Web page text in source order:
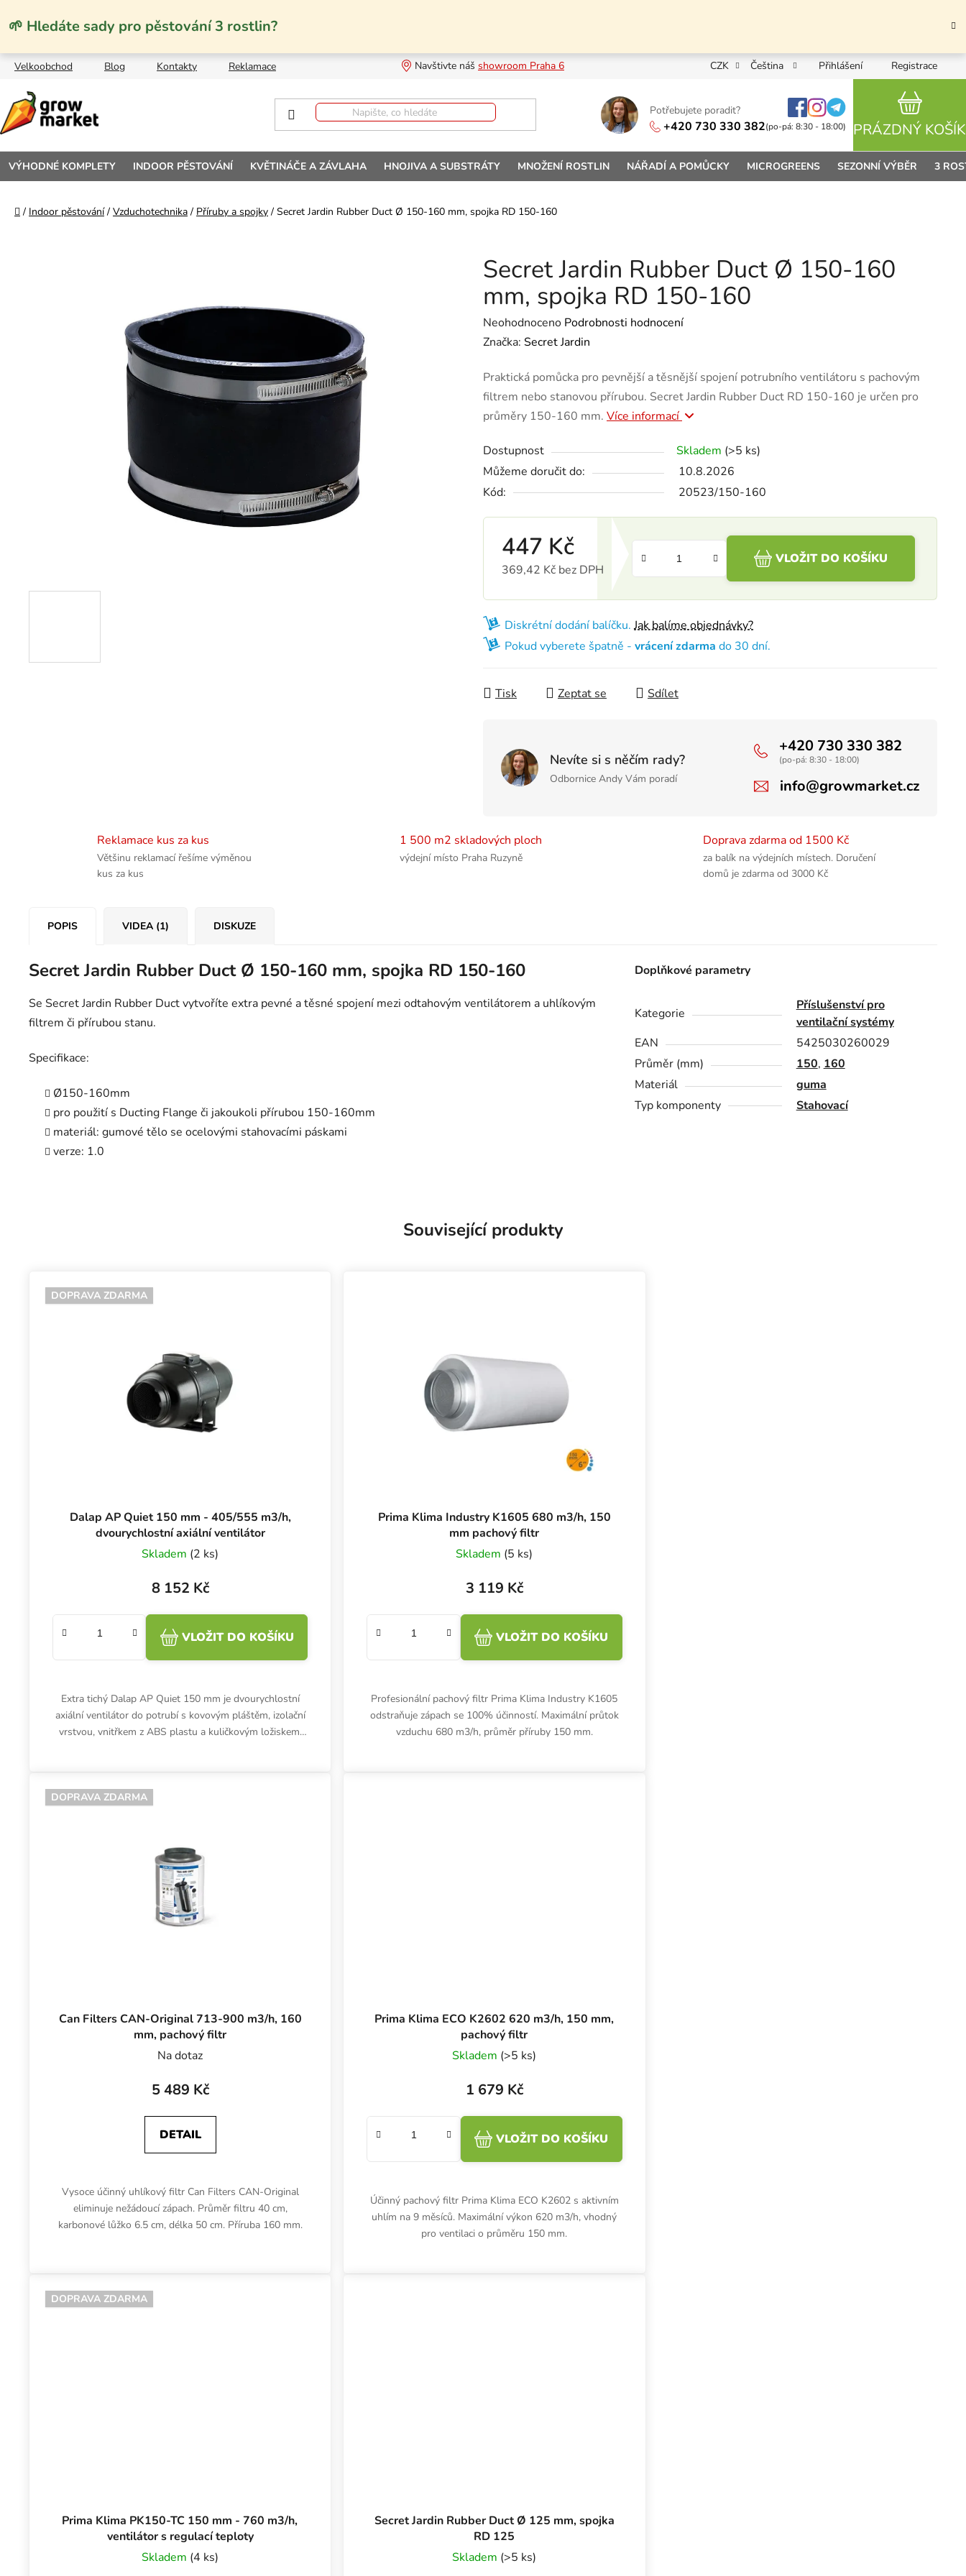
🌱 Hledáte sady pro pěstování 3 rostlin?
Velkoobchod Blog Kontakty Reklamace Navštivte náš showroom Praha 6 CZK Čeština Přihlášení Registrace
Potřebujete poradit?
+420 730 330 382(po-pá: 8:30 - 18:00) PRÁZDNÝ KOŠÍK
VÝHODNÉ KOMPLETY INDOOR PĚSTOVÁNÍ KVĚTINÁČE A ZÁVLAHA HNOJIVA A SUBSTRÁTY MNOŽENÍ ROSTLIN NÁŘADÍ A POMŮCKY MICROGREENS SEZONNÍ VÝBĚR 3
Domů
/ Indoor pěstování / Vzduchotechnika / Příruby a spojky / Secret Jardin Rubber Duct Ø 150-160 mm, spojka RD 150-160
Secret Jardin Rubber Duct Ø 150-160
mm, spojka RD 150-160
Průměrné hodnocení produktu je 0,0 z 5 hvězdiček.
Neohodnoceno Podrobnosti hodnocení
Značka: Secret Jardin
Praktická pomůcka pro pevnější a těsnější spojení potrubního ventilátoru s pachovým
filtrem nebo stanovou přírubou. Secret Jardin Rubber Duct RD 150-160 je určen pro
průměry 150-160 mm. Více informací
Dostupnost Skladem (>5 ks)
Můžeme doručit do:
10.8.2026
Kód:
20523/150-160
447 Kč
369,42 Kč bez DPH
VLOŽIT DO KOŠÍKU
Diskrétní dodání balíčku.Jak balíme objednávky?
Pokud vyberete špatně - vrácení zdarma do 30 dní.
Tisk Zeptat se Sdílet
Nevíte si s něčím rady?
Odbornice Andy Vám poradí
+420 730 330 382
(po-pá: 8:30 - 18:00)
info@growmarket.cz
Reklamace kus za kus
Většinu reklamací řešíme výměnou
kus za kus
1 500 m2 skladových ploch
výdejní místo Praha Ruzyně
Doprava zdarma od 1500 Kč
za balík na výdejních místech. Doručení
domů je zdarma od 3000 Kč
POPIS VIDEA (1) DISKUZE
Secret Jardin Rubber Duct Ø 150-160 mm, spojka RD 150-160
Se Secret Jardin Rubber Duct vytvoříte extra pevné a těsné spojení mezi odtahovým ventilátorem a uhlíkovým
filtrem či přírubou stanu.
Specifikace:
Ø150-160mm
pro použití s Ducting Flange či jakoukoli přírubou 150-160mm
materiál: gumové tělo se ocelovými stahovacími páskami
verze: 1.0
Doplňkové parametry
Kategorie
Příslušenství pro
ventilační systémy
EAN
5425030260029
Průměr (mm)
150, 160
Materiál
guma
Typ komponenty
Stahovací
Související produkty
DOPRAVA ZDARMA
Dalap AP Quiet 150 mm - 405/555 m3/h,
dvourychlostní axiální ventilátor
Skladem (2 ks)
8 152 Kč
VLOŽIT DO KOŠÍKU
Extra tichý Dalap AP Quiet 150 mm je dvourychlostní
axiální ventilátor do potrubí s kovovým pláštěm, izolační
vrstvou, vnitřkem z ABS plastu a kuličkovým ložiskem.
Prima Klima Industry K1605 680 m3/h, 150
mm pachový filtr
Skladem (5 ks)
3 119 Kč
VLOŽIT DO KOŠÍKU
Profesionální pachový filtr Prima Klima Industry K1605
odstraňuje zápach se 100% účinností. Maximální průtok
vzduchu 680 m3/h, průměr příruby 150 mm.
DOPRAVA ZDARMA
Can Filters CAN-Original 713-900 m3/h, 160
mm, pachový filtr
Na dotaz
5 489 Kč
DETAIL
Vysoce účinný uhlíkový filtr Can Filters CAN-Original
eliminuje nežádoucí zápach. Průměr filtru 40 cm,
karbonové lůžko 6.5 cm, délka 50 cm. Příruba 160 mm.
Prima Klima ECO K2602 620 m3/h, 150 mm,
pachový filtr
Skladem (>5 ks)
1 679 Kč
VLOŽIT DO KOŠÍKU
Účinný pachový filtr Prima Klima ECO K2602 s aktivním
uhlím na 9 měsíců. Maximální výkon 620 m3/h, vhodný
pro ventilaci o průměru 150 mm.
DOPRAVA ZDARMA
Prima Klima PK150-TC 150 mm - 760 m3/h,
ventilátor s regulací teploty
Skladem (4 ks)
Secret Jardin Rubber Duct Ø 125 mm, spojka
RD 125
Skladem (>5 ks)